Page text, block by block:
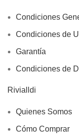
Condiciones
Condiciones de
Garantía
Condiciones de
Rivialldi
Quienes Somos
Cómo Comprar